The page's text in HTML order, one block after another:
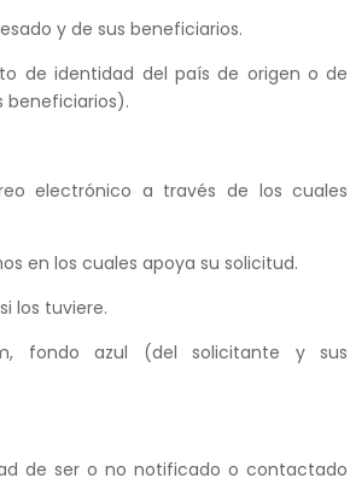
y de sus beneficiarios.
de identidad del país de origen o de
beneficiarios).
electrónico a través de los cuales
en los cuales apoya su solicitud.
los tuviere.
fondo azul (del solicitante y sus
de ser o no notificado o contactado